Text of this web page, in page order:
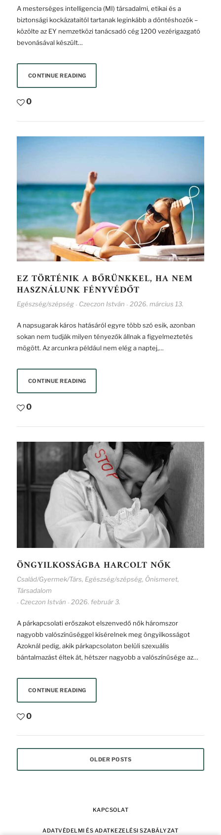
A mesterséges intelligencia (MI) társadalmi, etikai és a
biztonsági kockázataitól tartanak leginkább a döntéshozók –
közölte az EY nemzetközi tanácsadó cég 1200 vezérigazgató
bevonásával készült…
CONTINUE READING
0
EZ TÖRTÉNIK A BŐRÜNKKEL, HA NEM
HASZNÁLUNK FÉNYVÉDŐT
Egészség/szépség - Czeczon István - 2026. március 13.
A napsugarak káros hatásáról egyre több szó esik, azonban
sokan nem tudják milyen tényezők állnak a figyelmeztetés
mögött. Az arcunkra például nem elég a naptej,…
CONTINUE READING
0
ÖNGYILKOSSÁGBA HARCOLT NŐK
Család/Gyermek/Társ, Egészség/szépség, Önismeret,
Társadalom
- Czeczon István - 2026. február 3.
A párkapcsolati erőszakot elszenvedő nők háromszor
nagyobb valószínűséggel kísérelnek meg öngyilkosságot
Azoknál pedig, akik párkapcsolaton belüli szexuális
bántalmazást éltek át, hétszer nagyobb a valószínűsége az…
CONTINUE READING
0
OLDER POSTS
KAPCSOLAT
ADATVÉDELMI ÉS ADATKEZELÉSI SZABÁLYZAT